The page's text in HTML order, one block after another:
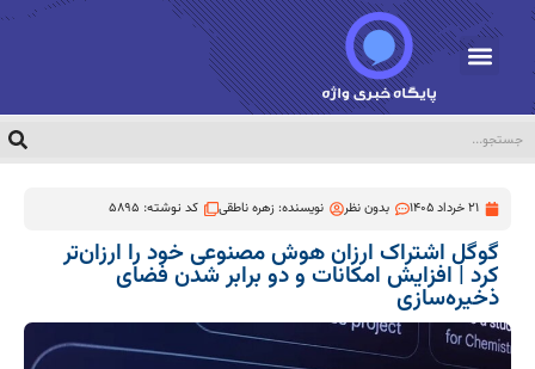
21 خرداد 1405 بدون نظر نویسنده:زهره ناطقی کد نوشته: 5895
گوگل اشتراک ارزان هوش مصنوعی خود را ارزان‌تر
کرد | افزایش امکانات و دو برابر شدن فضای
ذخیره‌سازی